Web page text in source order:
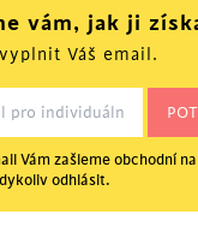
vám, jak ji
Váš email.
Vám zašleme obchodní
odhlásit.